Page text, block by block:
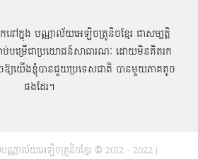
ៅក្នុង បណ្ណាល័យអេឡិចត្រូនិចខ្មែរ ជាសម្បតិ្ត
ាប់បម្រើជាប្រយោជន៍សាធារណៈ ដោយមិនគិតរក
ឱ្យយើងខ្ញុំបានជួយប្រទេសជាតិ បានមួយភាគតូច
ផងដែរ។
ណ្ណាល័យអេឡិចត្រូនិចខ្មែរ © 2012 - 2022 |